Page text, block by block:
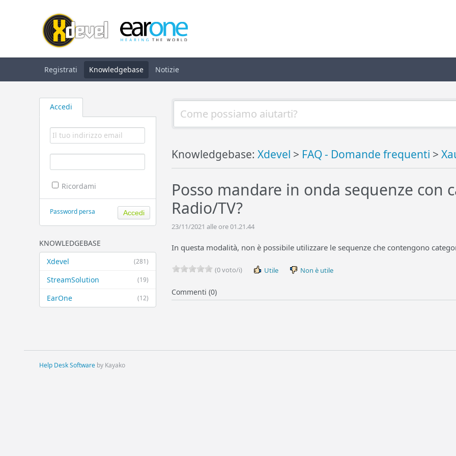
Registrati Knowledgebase Notizie
Accedi
Ricordami
Password persa
KNOWLEDGEBASE
(281)
Xdevel
(19)
StreamSolution
(12)
EarOne
Knowledgebase: Xdevel > FAQ - Domande frequenti >
Posso mandare in onda sequenze con
Radio/TV?
23/11/2021 alle ore 01.21.44
In questa modalità, non è possibile utilizzare le sequenze che contengono
(0 voto/i) Utile Non è utile
Commenti (0)
Help Desk Software by Kayako